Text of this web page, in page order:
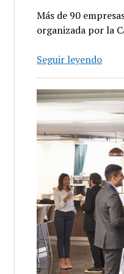
Más de 90
organizada por la
Seguir leyendo
de
la